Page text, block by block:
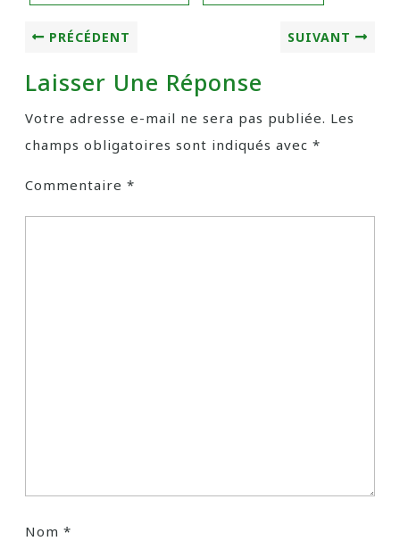
PRÉCÉDENT SUIVANT
Laisser Une Réponse
Votre adresse e-mail ne sera pas publiée. Les
champs obligatoires sont indiqués avec *
Commentaire *
Nom *